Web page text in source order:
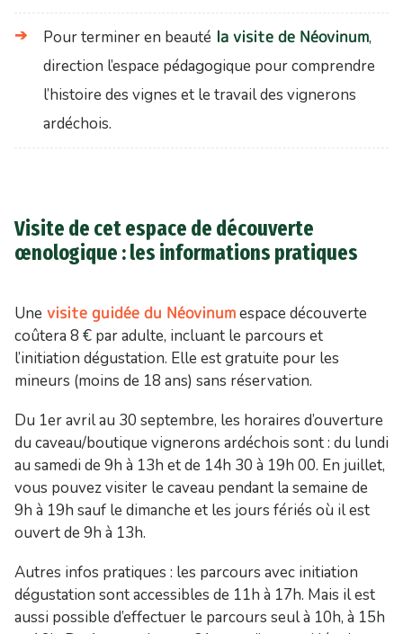
Pour terminer en beauté la visite de Néovinum,
direction l’espace pédagogique pour comprendre
l’histoire des vignes et le travail des vignerons
ardéchois.
Visite de cet espace de découverte
œnologique : les informations pratiques
Une visite guidée du Néovinumespace découverte
coûtera 8 € par adulte, incluant le parcours et
l’initiation dégustation. Elle est gratuite pour les
mineurs (moins de 18 ans) sans réservation.
Du 1er avril au 30 septembre, les horaires d’ouverture
du caveau/boutique vignerons ardéchois sont : du lundi
au samedi de 9h à 13h et de 14h 30 à 19h 00. En juillet,
vous pouvez visiter le caveau pendant la semaine de
9h à 19h sauf le dimanche et les jours fériés où il est
ouvert de 9h à 13h.
Autres infos pratiques : les parcours avec initiation
dégustation sont accessibles de 11h à 17h. Mais il est
aussi possible d’effectuer le parcours seul à 10h, à 15h